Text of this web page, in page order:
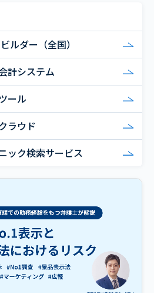
ルダー（全国）
計システム
ール
ラウド
ック検索サービス